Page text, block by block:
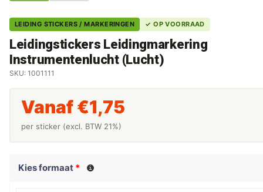
LEIDING STICKERS / MARKERINGEN ✓ OP VOORRAAD
Leidingstickers Leidingmarkering
Instrumentenlucht (Lucht)
SKU: 1001111
Vanaf €1,75
per sticker (excl. BTW 21%)
Kies formaat *